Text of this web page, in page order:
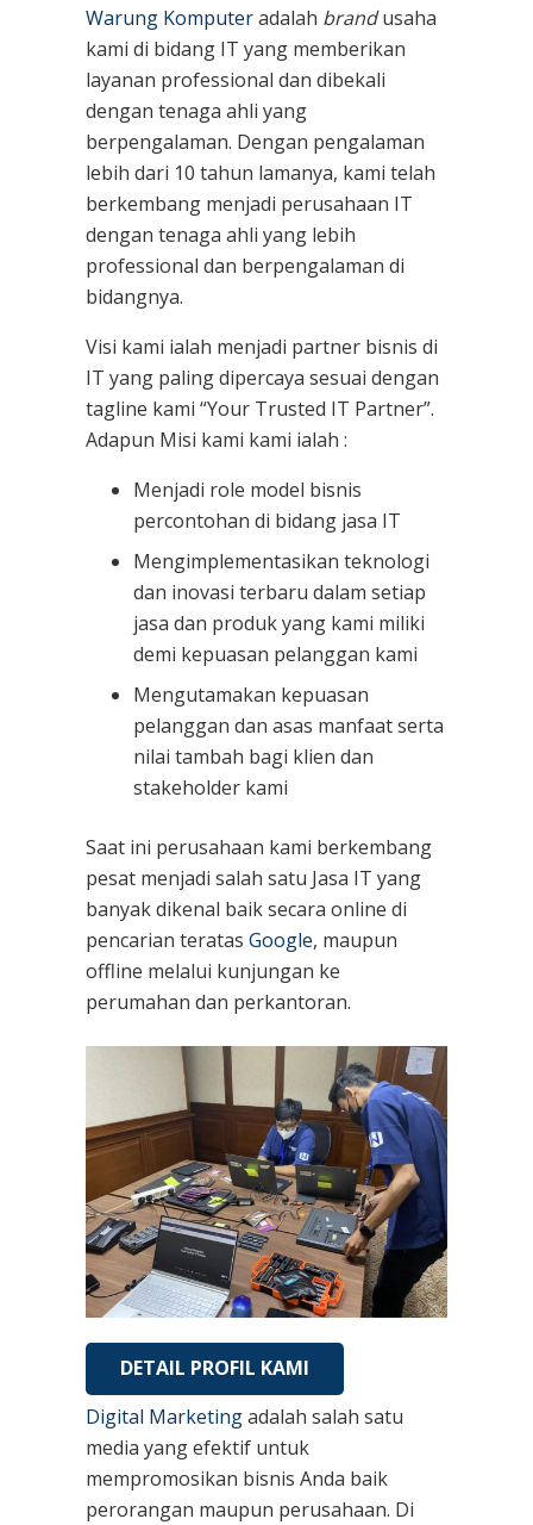
Warung Komputeradalah brandusaha
kami di bidang IT yang memberikan
layanan professional dan dibekali
dengan tenaga ahli yang
berpengalaman. Dengan pengalaman
lebih dari 10 tahun lamanya, kami telah
berkembang menjadi perusahaan IT
dengan tenaga ahli yang lebih
professional dan berpengalaman di
bidangnya.
Visi kami ialah menjadi partner bisnis di
IT yang paling dipercaya sesuai dengan
tagline kami “Your Trusted IT Partner”.
Adapun Misi kami kami ialah :
Menjadi role model bisnis
percontohan di bidang jasa IT
Mengimplementasikan teknologi
dan inovasi terbaru dalam setiap
jasa dan produk yang kami miliki
demi kepuasan pelanggan kami
Mengutamakan kepuasan
pelanggan dan asas manfaat serta
nilai tambah bagi klien dan
stakeholder kami
Saat ini perusahaan kami berkembang
pesat menjadi salah satu Jasa IT yang
banyak dikenal baik secara online di
pencarian teratas Google, maupun
offline melalui kunjungan ke
perumahan dan perkantoran.
DETAIL PROFIL KAMI
Digital Marketingadalah salah satu
media yang efektif untuk
mempromosikan bisnis Anda baik
perorangan maupun perusahaan. Di